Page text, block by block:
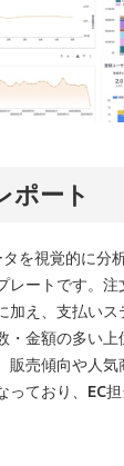
ポート
を視覚的に分
レートです。
加え、支払い
・金額の多い
販売傾向や人
っており、EC